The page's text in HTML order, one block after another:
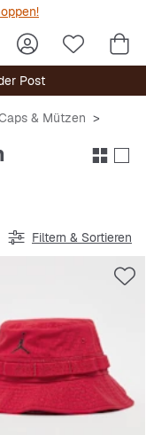
Post
& Mützen
Filtern & Sortieren